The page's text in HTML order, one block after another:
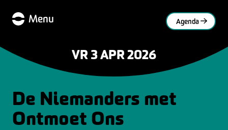
Menu Agenda
VR 3 APR 2026
De Niemanders met
Ontmoet Ons